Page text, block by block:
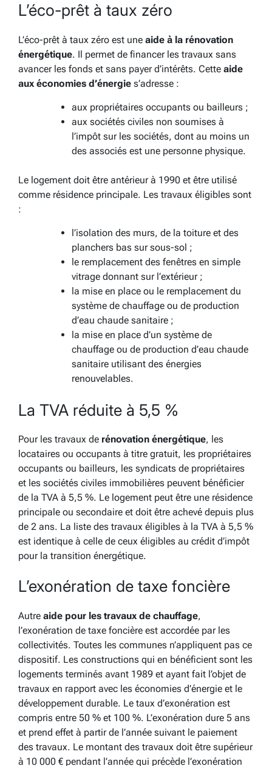
L’éco-prêt à taux zéro
L’éco-prêt à taux zéro est une aide à la rénovation
énergétique. Il permet de financer les travaux sans
avancer les fonds et sans payer d’intérêts. Cette aide
aux économies d’énergie s’adresse :
aux propriétaires occupants ou bailleurs ;
aux sociétés civiles non soumises à
l’impôt sur les sociétés, dont au moins un
des associés est une personne physique.
Le logement doit être antérieur à 1990 et être utilisé
comme résidence principale. Les travaux éligibles sont
:
l’isolation des murs, de la toiture et des
planchers bas sur sous-sol ;
le remplacement des fenêtres en simple
vitrage donnant sur l’extérieur ;
la mise en place ou le remplacement du
système de chauffage ou de production
d’eau chaude sanitaire ;
la mise en place d’un système de
chauffage ou de production d’eau chaude
sanitaire utilisant des énergies
renouvelables.
La TVA réduite à 5,5 %
Pour les travaux de rénovation énergétique, les
locataires ou occupants à titre gratuit, les propriétaires
occupants ou bailleurs, les syndicats de propriétaires
et les sociétés civiles immobilières peuvent bénéficier
de la TVA à 5,5 %. Le logement peut être une résidence
principale ou secondaire et doit être achevé depuis plus
de 2 ans. La liste des travaux éligibles à la TVA à 5,5 %
est identique à celle de ceux éligibles au crédit d’impôt
pour la transition énergétique.
L’exonération de taxe foncière
Autre aide pour les travaux de chauffage,
l’exonération de taxe foncière est accordée par les
collectivités. Toutes les communes n’appliquent pas ce
dispositif. Les constructions qui en bénéficient sont les
logements terminés avant 1989 et ayant fait l’objet de
travaux en rapport avec les économies d’énergie et le
développement durable. Le taux d’exonération est
compris entre 50 % et 100 %. L’exonération dure 5 ans
et prend effet à partir de l’année suivant le paiement
des travaux. Le montant des travaux doit être supérieur
à 10 000 € pendant l’année qui précède l’exonération